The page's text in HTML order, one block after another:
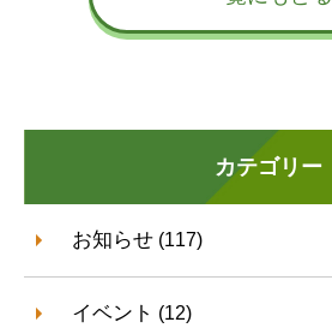
カテゴリー
お知らせ (117)
イベント (12)